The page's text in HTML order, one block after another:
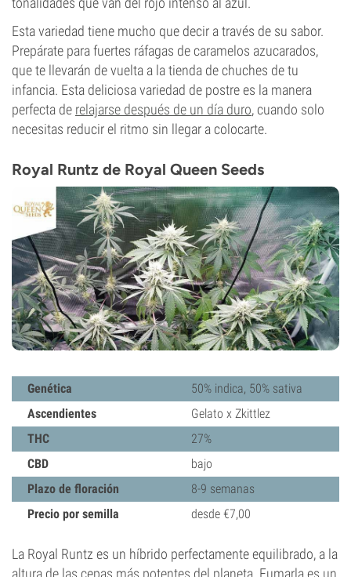
Esta variedad tiene mucho que decir a través de su sabor.
Prepárate para fuertes ráfagas de caramelos azucarados,
que te llevarán de vuelta a la tienda de chuches de tu
infancia. Esta deliciosa variedad de postre es la manera
perfecta de relajarse después de un día duro, cuando solo
necesitas reducir el ritmo sin llegar a colocarte.
Royal Runtz de Royal Queen Seeds
Genética
50% indica, 50% sativa
Ascendientes
Gelato x Zkittlez
THC
27%
CBD
bajo
Plazo de floración
8-9 semanas
Precio por semilla
desde €7,00
La Royal Runtz es un híbrido perfectamente equilibrado, a la
altura de las cepas más potentes del planeta. Fumarla es un